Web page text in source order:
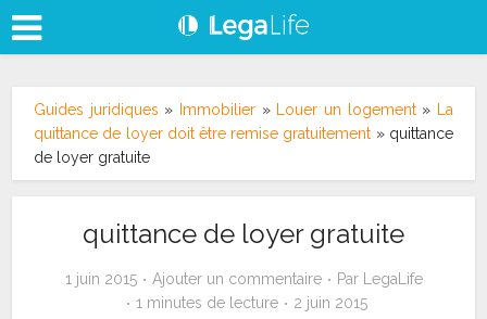
Guides juridiques » Immobilier » Louer un logement»
La
quittance de loyer doit être remise gratuitement » quittance
de loyer gratuite
quittance de loyer gratuite
1 juin 2015 Ajouter un commentaire Par
LegaLife
1 minutes de lecture
2 juin 2015